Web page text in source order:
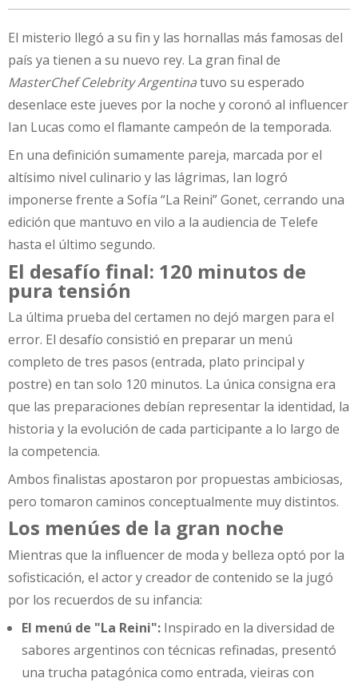
El misterio llegó a su fin y las hornallas más famosas del
país ya tienen a su nuevo rey. La gran final de
MasterChef Celebrity Argentinatuvo su esperado
desenlace este jueves por la noche y coronó al influencer
Ian Lucas como el flamante campeón de la temporada.
En una definición sumamente pareja, marcada por el
altísimo nivel culinario y las lágrimas, Ian logró
imponerse frente a Sofía “La Reini” Gonet, cerrando una
edición que mantuvo en vilo a la audiencia de Telefe
hasta el último segundo.
El desafío final: 120 minutos de
pura tensión
La última prueba del certamen no dejó margen para el
error. El desafío consistió en preparar un menú
completo de tres pasos (entrada, plato principal y
postre) en tan solo 120 minutos. La única consigna era
que las preparaciones debían representar la identidad, la
historia y la evolución de cada participante a lo largo de
la competencia.
Ambos finalistas apostaron por propuestas ambiciosas,
pero tomaron caminos conceptualmente muy distintos.
Los menúes de la gran noche
Mientras que la influencer de moda y belleza optó por la
sofisticación, el actor y creador de contenido se la jugó
por los recuerdos de su infancia:
El menú de "La Reini": Inspirado en la diversidad de
sabores argentinos con técnicas refinadas, presentó
una trucha patagónica como entrada, vieiras con